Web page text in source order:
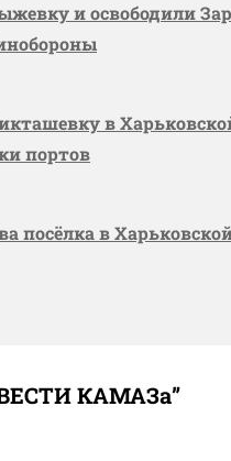
и освободили
в
портов
посёлка в
КАМАЗа”